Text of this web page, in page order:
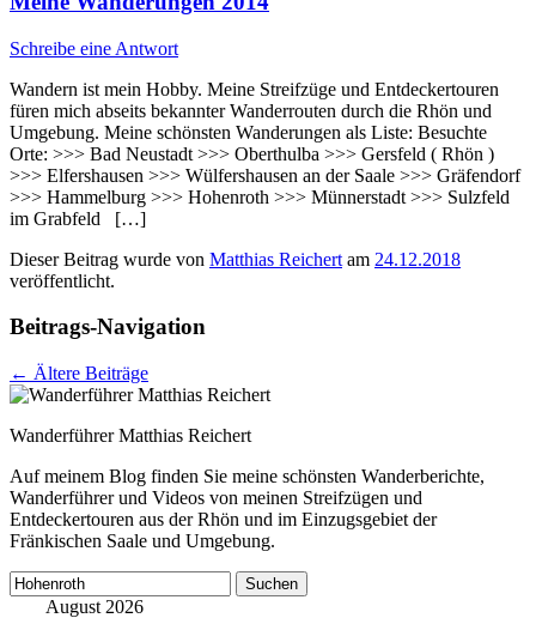
Schreibe eine Antwort
Wandern ist mein Hobby. Meine Streifzüge und Entdeckertouren
füren mich abseits bekannter Wanderrouten durch die Rhön und
Umgebung. Meine schönsten Wanderungen als Liste: Besuchte
Orte: >>> Bad Neustadt >>> Oberthulba >>> Gersfeld ( Rhön )
>>> Elfershausen >>> Wülfershausen an der Saale >>> Gräfendorf
>>> Hammelburg >>> Hohenroth >>> Münnerstadt >>> Sulzfeld
im Grabfeld […]
Dieser Beitrag wurde von Matthias Reichert am 24.12.2018
veröffentlicht.
Beitrags-Navigation
← Ältere Beiträge
Wanderführer Matthias Reichert
Auf meinem Blog finden Sie meine schönsten Wanderberichte,
Wanderführer und Videos von meinen Streifzügen und
Entdeckertouren aus der Rhön und im Einzugsgebiet der
Fränkischen Saale und Umgebung.
Suchen
nach:August 2026